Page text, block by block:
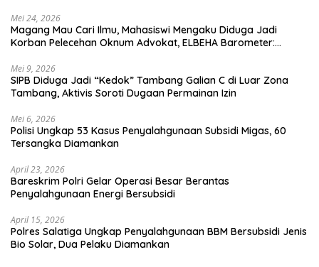
Mei 24, 2026
Magang Mau Cari Ilmu, Mahasiswi Mengaku Diduga Jadi
Korban Pelecehan Oknum Advokat, ELBEHA Barometer:
Mei 9, 2026
SIPB Diduga Jadi “Kedok” Tambang Galian C di Luar Zona
Tambang, Aktivis Soroti Dugaan Permainan Izin
Mei 6, 2026
Polisi Ungkap 53 Kasus Penyalahgunaan Subsidi Migas, 60
Tersangka Diamankan
April 23, 2026
Bareskrim Polri Gelar Operasi Besar Berantas
Penyalahgunaan Energi Bersubsidi
April 15, 2026
Polres Salatiga Ungkap Penyalahgunaan BBM Bersubsidi Jenis
Bio Solar, Dua Pelaku Diamankan